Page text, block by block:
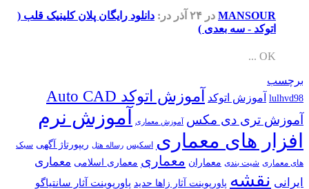
MANSOUR در ۲۴ آذر در: دانلود رایگان پلان کلینیک قلب (
اتوکد - سه بعدی )
OK ...
برچسب
lulhvd98 آموزش اتوکد آموزش اتوکد Auto CAD
آموزش تری دی مکس آموزش معماری
آموزش نرم
افزار های معماری اسکیس رساله هتل ریپورتاژ آگهی سبک
های معماری شیت بندی معماران معماری معماری اسلامی معماری
ایرانی نقشه پاورپوینت آثار زاها حدید پاورپوینت آثار سانتیاگو